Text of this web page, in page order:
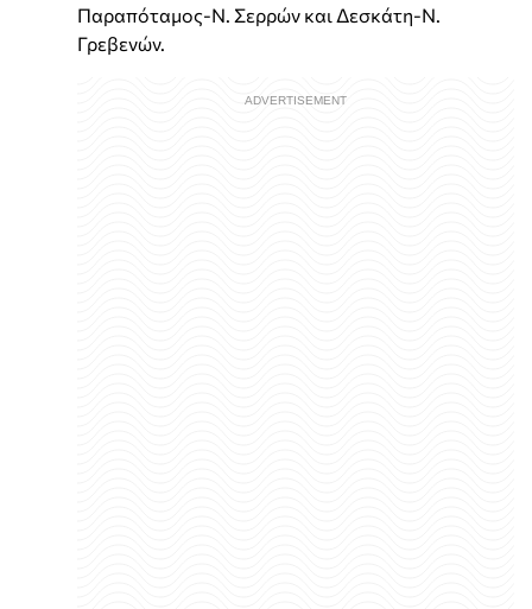
Παραπόταμος-Ν. Σερρών και Δεσκάτη-Ν.
Γρεβενών.